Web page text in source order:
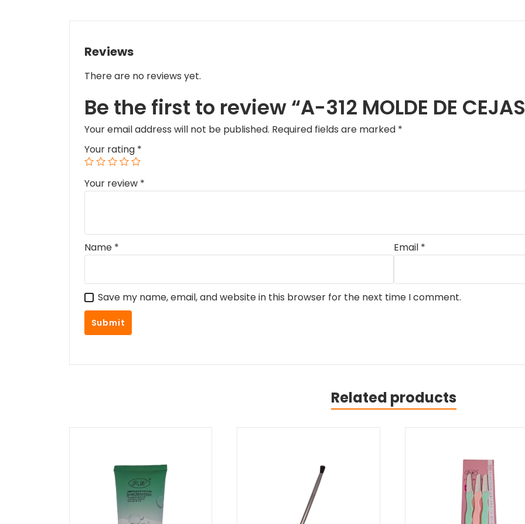
Reviews
There are no reviews yet.
Be the first to review “A-312 MOLDE DE
Your email address will not be published. Required fields are marked *
Your rating *
Your review *
Name * Email *
Save my name, email, and website in this browser for the next time I comment.
Related products